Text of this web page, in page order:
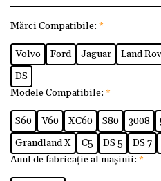
Mărci Compatibile: *
Volvo Ford Jaguar Land
DS
Modele Compatibile: *
S60 V60 XC60 S80 3008
Grandland X
C5 DS 5 DS 7
Anul de fabricație al mașinii: *